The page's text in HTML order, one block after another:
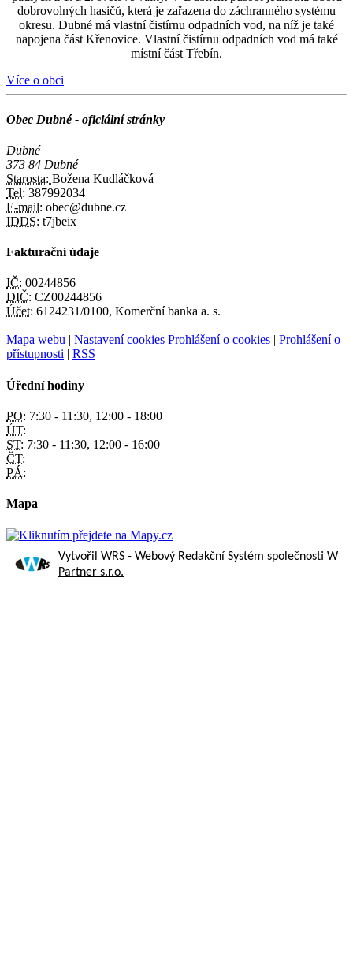
dobrovolných hasičů, která je zařazena do záchranného systému
okresu. Dubné má vlastní čistírnu odpadních vod, na níž je také
napojena část Křenovice. Vlastní čistírnu odpadních vod má také
místní část Třebín.
Více o obci
Obec Dubné - oficiální stránky
Dubné
373 84 Dubné
Starosta: Božena Kudláčková
Tel: 387992034
E-mail: obec@dubne.cz
IDDS: t7jbeix
Fakturační údaje
IČ: 00244856
DIČ: CZ00244856
Účet: 6124231/0100, Komerční banka a. s.
Mapa webu Nastavení cookies Prohlášení o cookies
Prohlášení o
přístupnosti
RSS
Úřední hodiny
PO: 7:30 - 11:30, 12:00 - 18:00
ÚT:
ST: 7:30 - 11:30, 12:00 - 16:00
ČT:
PÁ:
Mapa
Vytvořil WRS - Webový Redakční Systém společnosti W
Partner s.r.o.